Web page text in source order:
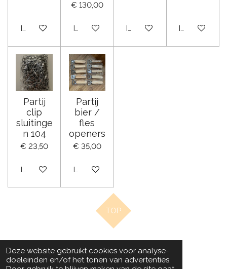
Deze website gebruikt cookies voor analyse-
doeleinden en/of het tonen van advertenties.
In winkelwagen
€ 130,00
In winkelwagenIn winkelwagenIn
Partij
clip
sluitinge
n 104
€ 23,50
In winkelwagen
Partij
bier /
fles
openers
€ 35,00
In winkelwagen
TOP
© 2020 - 2022 Beads by Chantal
Powered by JouwWeb